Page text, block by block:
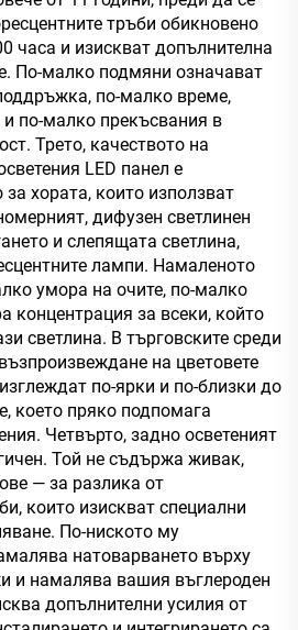
тръби обикновено
часа и изискват допълнителна
По-малко подмяни означават
по-малко време,
по-малко прекъсвания в
Трето, качеството на
LED панел е
хората, които използват
дифузен светлинен
и слепящата светлина,
лампи. Намаленото
умора на очите, по-малко
концентрация за всеки, който
светлина. В търговските среди
на цветовете
по-ярки и по-близки до
което пряко подпомага
Четвърто, задно осветеният
Той не съдържа живак,
— за разлика от
които изискват специални
По-ниското му
натоварването върху
и намалява вашия въглероден
допълнителни усилия от